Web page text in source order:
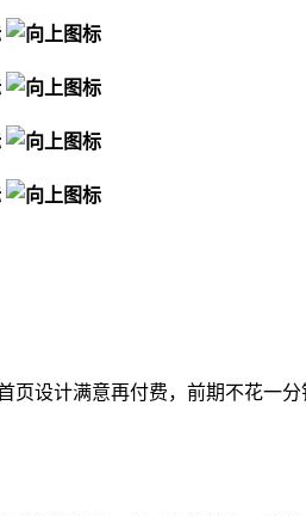
页设计满意再付费，前期不花一